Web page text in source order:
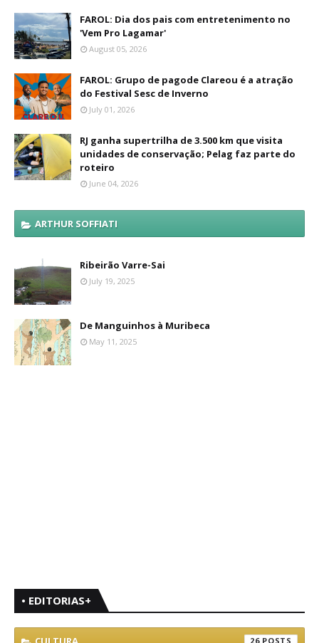
FAROL: Dia dos pais com entretenimento no
'Vem Pro Lagamar'
August 05, 2026
FAROL: Grupo de pagode Clareou é a atração
do Festival Sesc de Inverno
July 01, 2026
RJ ganha supertrilha de 3.500 km que visita
unidades de conservação; Pelag faz parte do
roteiro
June 04, 2026
ARTHUR SOFFIATI
Ribeirão Varre-Sai
July 19, 2025
De Manguinhos à Muribeca
May 11, 2025
• EDITORIAS+
26